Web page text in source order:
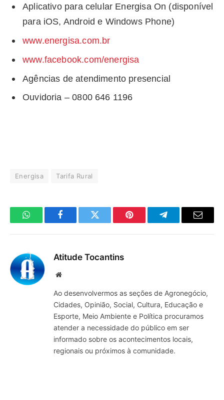
Aplicativo para celular Energisa On (disponível
para iOS, Android e Windows Phone)
www.energisa.com.br
www.facebook.com/energisa
Agências de atendimento presencial
Ouvidoria – 0800 646 1196
Energisa Tarifa Rural
WhatsAppFacebookTwitter Pinterest TelegramaE-
Atitude Tocantins
Site
Ao desenvolvermos as seções de Agronegócio,
Cidades, Opinião, Social, Cultura, Educação e
Esporte, Meio Ambiente e Política procuramos
atender a necessidade do público em ser
informado sobre os acontecimentos locais,
regionais ou próximos à comunidade.